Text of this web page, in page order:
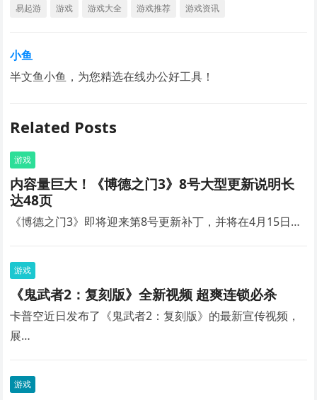
易起游 游戏 游戏大全 游戏推荐 游戏资讯
小鱼
半文鱼小鱼，为您精选在线办公好工具！
Related Posts
游戏
内容量巨大！《博德之门3》8号大型更新说明长
达48页
《博德之门3》即将迎来第8号更新补丁，并将在4月15日…
游戏
《鬼武者2：复刻版》全新视频 超爽连锁必杀
卡普空近日发布了《鬼武者2：复刻版》的最新宣传视频，
展…
游戏